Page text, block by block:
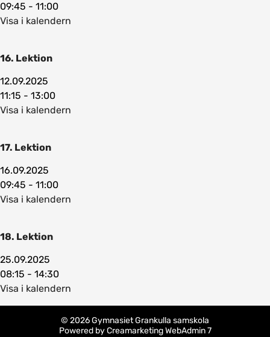
09:45 - 11:00
Visa i kalendern
16. Lektion
12.09.2025
11:15 - 13:00
Visa i kalendern
17. Lektion
16.09.2025
09:45 - 11:00
Visa i kalendern
18. Lektion
25.09.2025
08:15 - 14:30
Visa i kalendern
© 2026 Gymnasiet Grankulla samskola
Powered byCreamarketing WebAdmin 7